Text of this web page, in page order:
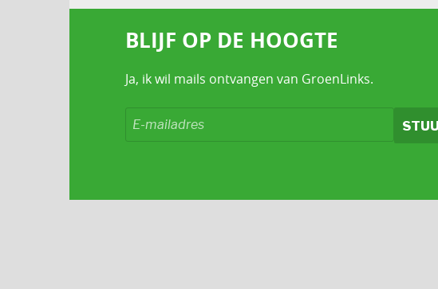
BLIJF OP DE HOOGTE
Ja, ik wil mails ontvangen van GroenLinks.